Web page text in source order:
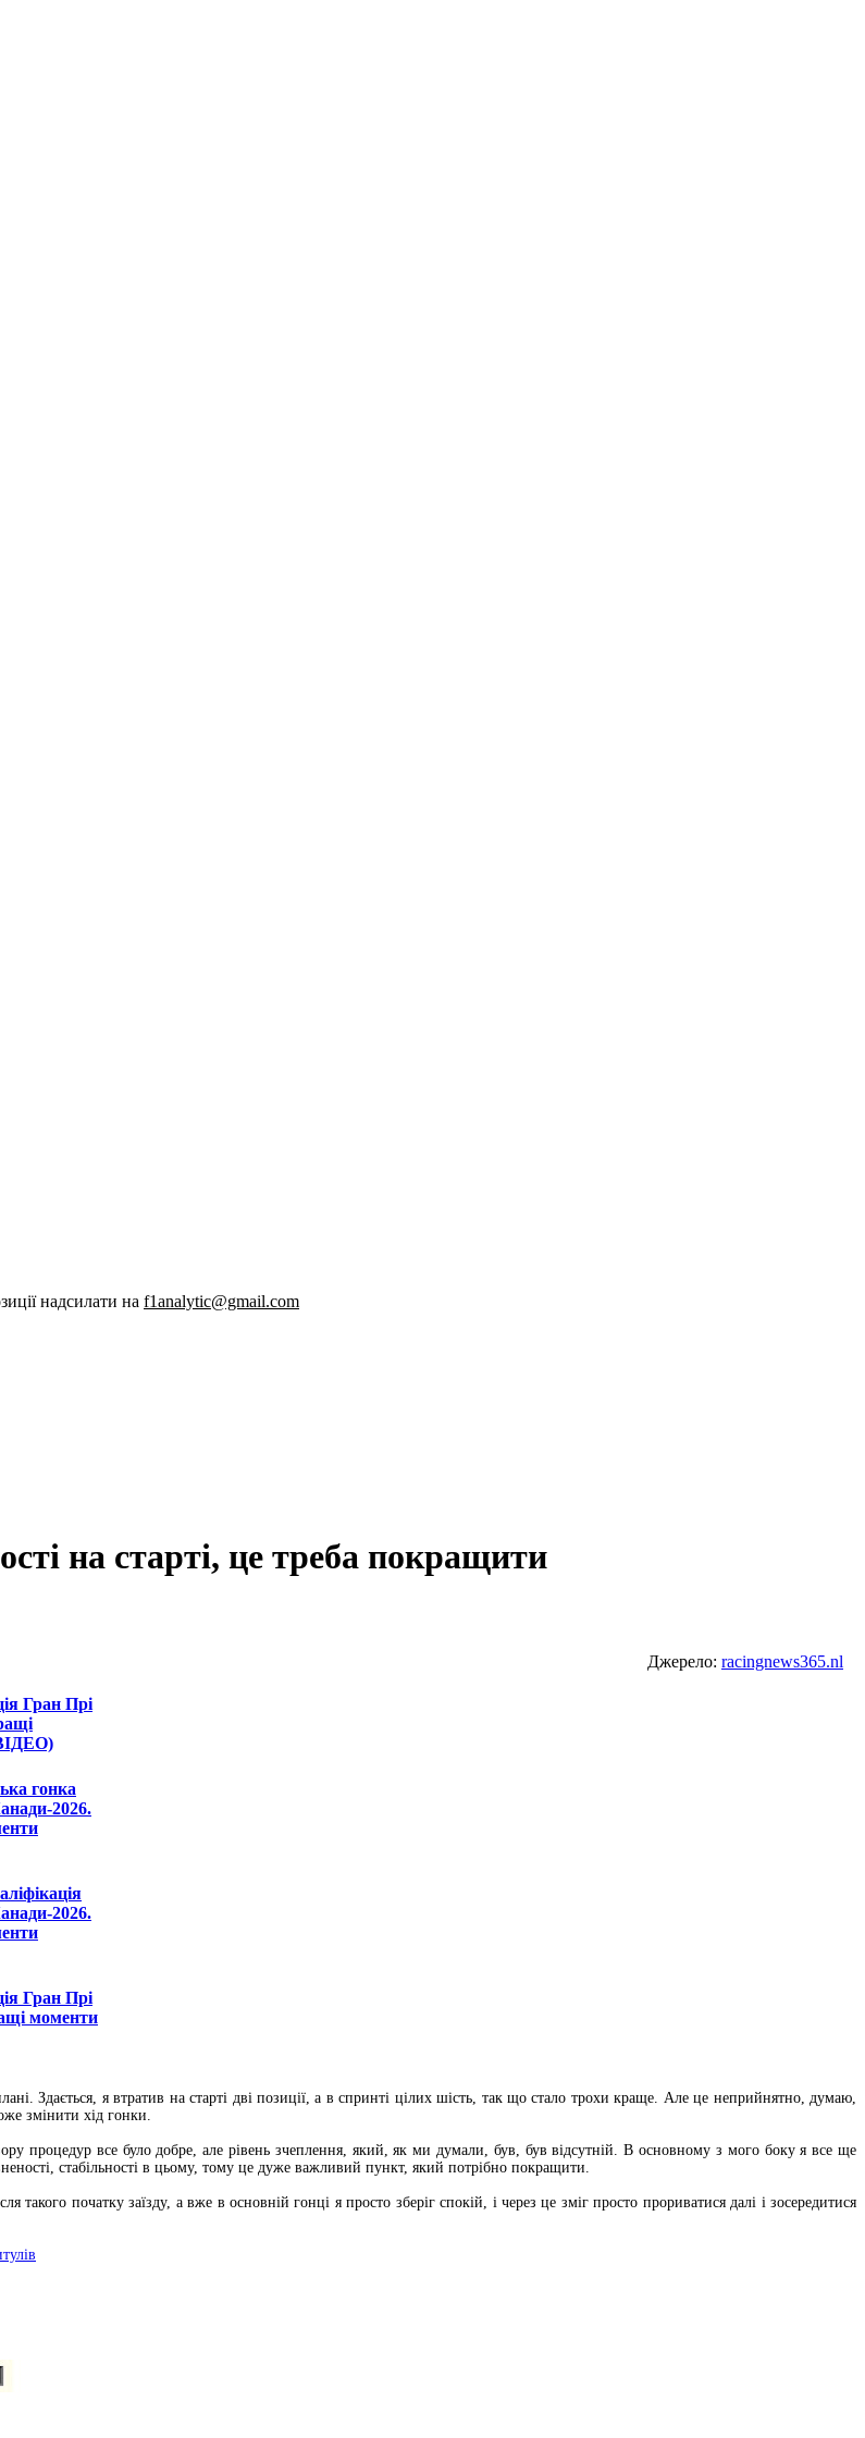
надсилати на f1analytic@gmail.com
на старті, це треба покращити
Джерело: racingnews365.nl
Гран Прі
гонка
2026.
2026.
Гран Прі
моменти
Здається, я втратив на старті дві позиції, а в спринті цілих шість, так що стало трохи краще. Але це неприйнятно, думаю,
змінити хід гонки.
процедур все було добре, але рівень зчеплення, який, як ми думали, був, був відсутній. В основному з мого боку я все ще
стабільності в цьому, тому це дуже важливий пункт, який потрібно покращити.
початку заїзду, а вже в основній гонці я просто зберіг спокій, і через це зміг просто прориватися далі і зосередитися